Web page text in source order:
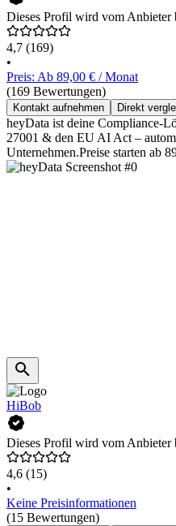
Dieses Profil wird vom Anbieter
4,7 (169)
•
Preis: Ab 89,00 € / Monat
(169 Bewertungen)
Kontakt aufnehmen Direkt
heyData ist deine Compliance-
27001 & den EU AI Act –
Unternehmen.Preise starten ab
HiBob
Dieses Profil wird vom Anbieter
4,6 (15)
•
Keine Preisinformationen
(15 Bewertungen)